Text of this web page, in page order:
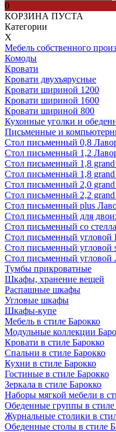
0
КОРЗИНА ПУСТА
Категории
Х
Мебель собственного
Комоды
Кровати
Кровати двухъярусные
Кровати шириной 1200
Кровати шириной 1600
Кровати шириной 800
Кухонные уголки и
Письменные и
Стол письменный 0,8
Стол письменный 1,2
Стол письменный 1,8
Стол письменный 1,8
Стол письменный 2,0
Стол письменный 2,2
Стол письменный plus
Стол письменный для
Стол письменный со
Стол письменный
Стол письменный угловой
Стол письменный угловой
Тумбы прикроватные
Шкафы, хранение вещей
Распашные шкафы
Угловые шкафы
Шкафы-купе
Мебель в стиле Барокко
Модульные коллекции
Кровати в стиле Барокко
Спальни в стиле Барокко
Кухни в стиле Барокко
Гостиные в стиле Барокко
Зеркала в стиле Барокко
Наборы мягкой мебели в
Обеденные группы в стиле
Журнальные столики в
Обеденные столы в стиле